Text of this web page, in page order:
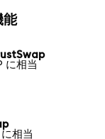
能
に相当
相当